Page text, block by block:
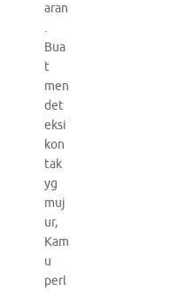
aran
.
Bua
t
men
det
eksi
kon
tak
yg
muj
ur,
Kam
u
perl